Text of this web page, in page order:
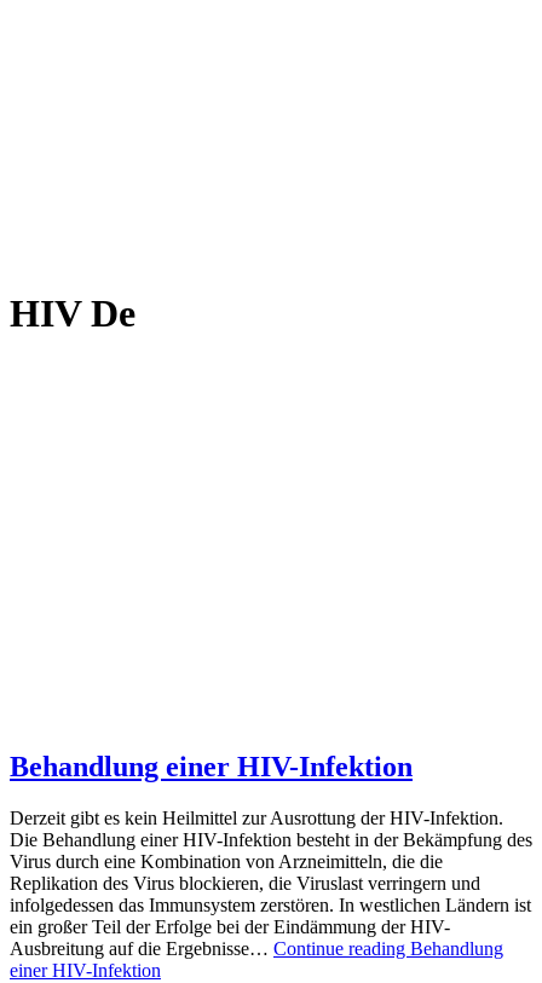
HIV De
Behandlung einer HIV-Infektion
Derzeit gibt es kein Heilmittel zur Ausrottung der HIV-Infektion.
Die Behandlung einer HIV-Infektion besteht in der Bekämpfung des
Virus durch eine Kombination von Arzneimitteln, die die
Replikation des Virus blockieren, die Viruslast verringern und
infolgedessen das Immunsystem zerstören. In westlichen Ländern ist
ein großer Teil der Erfolge bei der Eindämmung der HIV-
Ausbreitung auf die Ergebnisse… Continue reading Behandlung
einer HIV-Infektion